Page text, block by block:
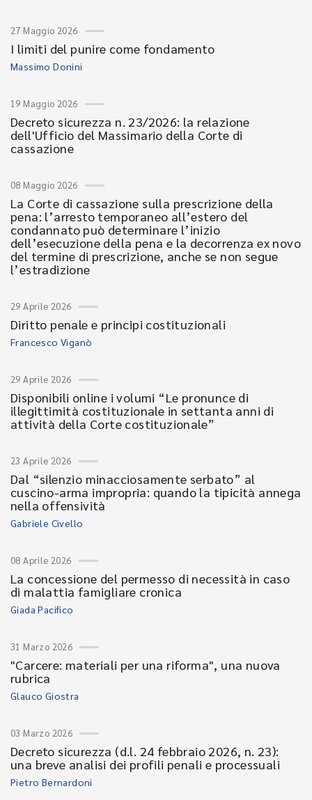
27 Maggio 2026
I limiti del punire come fondamento
Massimo Donini
19 Maggio 2026
Decreto sicurezza n. 23/2026: la relazione
dell'Ufficio del Massimario della Corte di
cassazione
08 Maggio 2026
La Corte di cassazione sulla prescrizione della
pena: l’arresto temporaneo all’estero del
condannato può determinare l’inizio
dell’esecuzione della pena e la decorrenza ex novo
del termine di prescrizione, anche se non segue
l’estradizione
29 Aprile 2026
Diritto penale e principi costituzionali
Francesco Viganò
29 Aprile 2026
Disponibili online i volumi “Le pronunce di
illegittimità costituzionale in settanta anni di
attività della Corte costituzionale”
23 Aprile 2026
Dal “silenzio minacciosamente serbato” al
cuscino-arma impropria: quando la tipicità annega
nella offensività
Gabriele Civello
08 Aprile 2026
La concessione del permesso di necessità in caso
di malattia famigliare cronica
Giada Pacifico
31 Marzo 2026
"Carcere: materiali per una riforma", una nuova
rubrica
Glauco Giostra
03 Marzo 2026
Decreto sicurezza (d.l. 24 febbraio 2026, n. 23):
una breve analisi dei profili penali e processuali
Pietro Bernardoni